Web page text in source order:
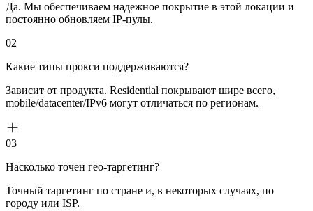
Да. Мы обеспечиваем надежное покрытие в этой локации и
постоянно обновляем IP-пулы.
02
Какие типы прокси поддерживаются?
Зависит от продукта. Residential покрывают шире всего,
mobile/datacenter/IPv6 могут отличаться по регионам.
03
Насколько точен гео-таргетинг?
Точный таргетинг по стране и, в некоторых случаях, по
городу или ISP.